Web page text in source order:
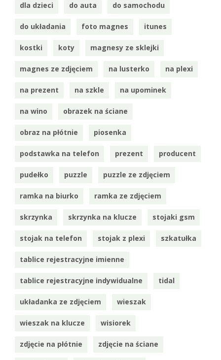
dla dzieci do auta do samochodu
do układania foto magnes itunes
kostki koty magnesy ze sklejki
magnes ze zdjęciem na lusterko na plexi
na prezent na szkle na upominek
na wino obrazek na ściane
obraz na płótnie piosenka
podstawka na telefon prezent producent
pudełko puzzle puzzle ze zdjęciem
ramka na biurko ramka ze zdjęciem
skrzynka skrzynka na klucze stojaki gsm
stojak na telefon stojak z plexi szkatułka
tablice rejestracyjne imienne
tablice rejestracyjne indywidualne tidal
układanka ze zdjęciem wieszak
wieszak na klucze wisiorek
zdjęcie na płótnie zdjęcie na ściane